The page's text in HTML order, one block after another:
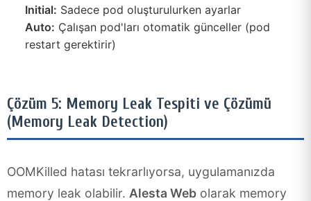
Initial: Sadece pod oluşturulurken ayarlar
Auto: Çalışan pod'ları otomatik günceller (pod
restart gerektirir)
Çözüm 5: Memory Leak Tespiti ve Çözümü
(Memory Leak Detection)
OOMKilled hatası tekrarlıyorsa, uygulamanızda
memory leak olabilir. Alesta Web olarak memory